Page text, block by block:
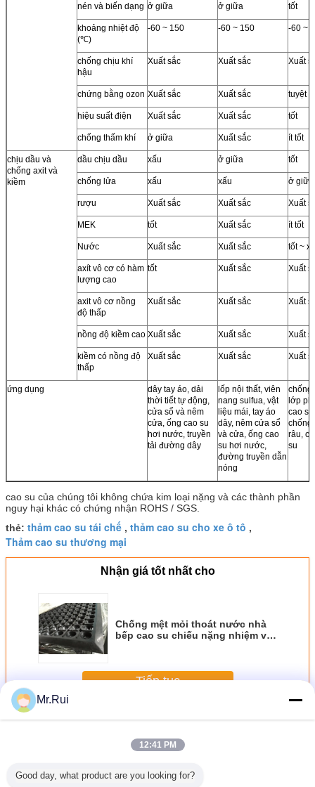
nén và biến dạng ở giữa ở giữa tốt
khoảng nhiệt độ
(℃)
-60 ~ 150 -60 ~ 150 -60 ~
chống chịu khí
hậu
Xuất sắc Xuất sắc Xuất
chứng bằng ozon Xuất sắc Xuất sắc tuyệt
hiệu suất điện Xuất sắc Xuất sắc tốt
chống thấm khí ở giữa Xuất sắc ít tốt
chịu dầu và
chống axit và
kiềm
dầu chịu dầu xấu ở giữa tốt
chống lửa xấu xấu ở giữa
rượu Xuất sắc Xuất sắc Xuất
MEK tốt Xuất sắc ít tốt
Nước Xuất sắc Xuất sắc tốt ~
axít vô cơ có hàm
lượng cao
tốt Xuất sắc Xuất
axit vô cơ nồng
độ thấp
Xuất sắc Xuất sắc Xuất
nồng độ kiềm cao Xuất sắc Xuất sắc Xuất
kiềm có nồng độ
thấp
Xuất sắc Xuất sắc Xuất
ứng dụng
dây tay áo, dải
thời tiết tự động,
cửa sổ và nêm
cửa, ống cao su
hơi nước, truyền
tải đường dây
lốp nội thất, viên
nang sulfua, vật
liệu mái, tay áo
dây, nêm cửa sổ
và cửa, ống cao
su hơi nước,
đường truyền dẫn
nóng
chống
lớp
cao
chống
râu,
su
cao su của chúng tôi không chứa kim loại nặng và các thành phần
nguy hại khác có chứng nhận ROHS / SGS.
thẻ: thảm cao su tái chế , thảm cao su cho xe ô tô ,
Thảm cao su thương mại
Nhận giá tốt nhất cho
Chống mệt mỏi thoát nước nhà
bếp cao su chiếu nặng nhiệm vụ
Tiếp tục
HơnThảm cao su
Mr.Rui
12:41 PM
Good day, what product are you looking for?